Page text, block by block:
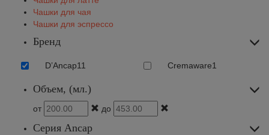
Чашки для чая
Чашки для эспрессо
Бренд
D’Ancap11 Cremaware1
Объем, (мл.)
от до
Серия Ancap